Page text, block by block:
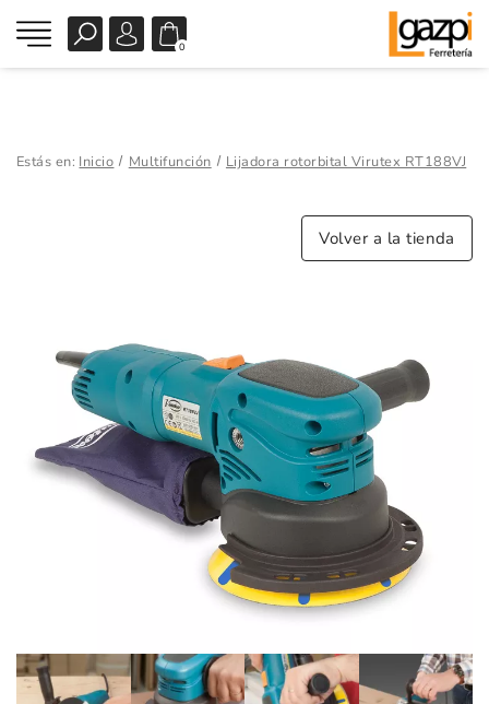
0
Estás en: Inicio Multifunción Lijadora rotorbital Virutex RT188VJ
Volver a la tienda